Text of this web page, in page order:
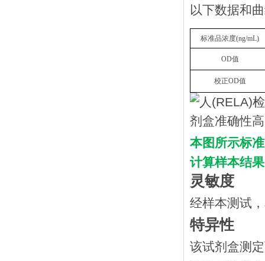
以下数据和
标准品浓度(ng/mL)
OD值
校正OD值
本图所示标
计算样本结果
灵敏度
经样本测试
特异性
该试剂盒测